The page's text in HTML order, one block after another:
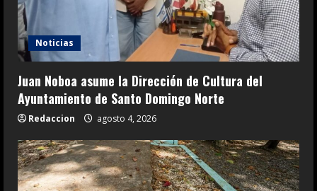
Noticias
Juan Noboa asume la Dirección de Cultura del
Ayuntamiento de Santo Domingo Norte
Redaccion agosto 4, 2026